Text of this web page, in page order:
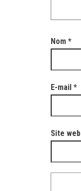
Nom *
E-mail *
Site web